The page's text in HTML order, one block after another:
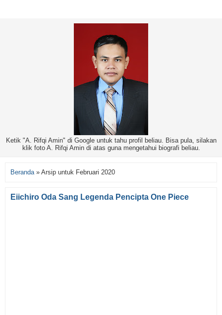
Ketik "A. Rifqi Amin" di Google untuk tahu profil beliau. Bisa pula, silakan
klik foto A. Rifqi Amin di atas guna mengetahui biografi beliau.
Beranda » Arsip untuk Februari 2020
Eiichiro Oda Sang Legenda Pencipta One Piece